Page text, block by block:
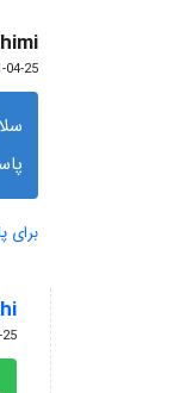
2021-04-25
برای